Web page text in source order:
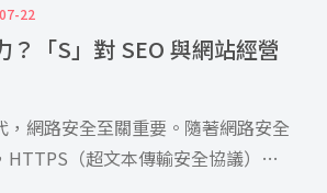
22
？「S」對 SEO 與網站經營
，網路安全至關重要。隨著網路安全
HTTPS（超文本傳輸安全協議）作